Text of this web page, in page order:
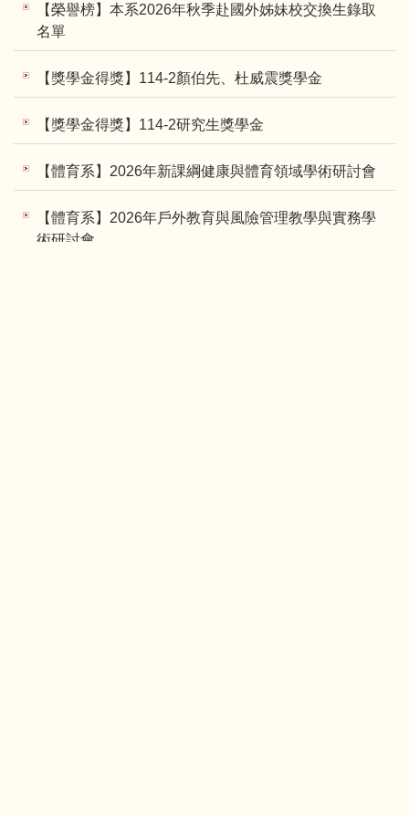
【榮譽榜】本系2026年秋季赴國外姊妹校交換生錄取
名單
【獎學金得獎】114-2顏伯先、杜威震獎學金
【獎學金得獎】114-2研究生獎學金
【體育系】2026年新課綱健康與體育領域學術研討會
【體育系】2026年戶外教育與風險管理教學與實務學
術研討會